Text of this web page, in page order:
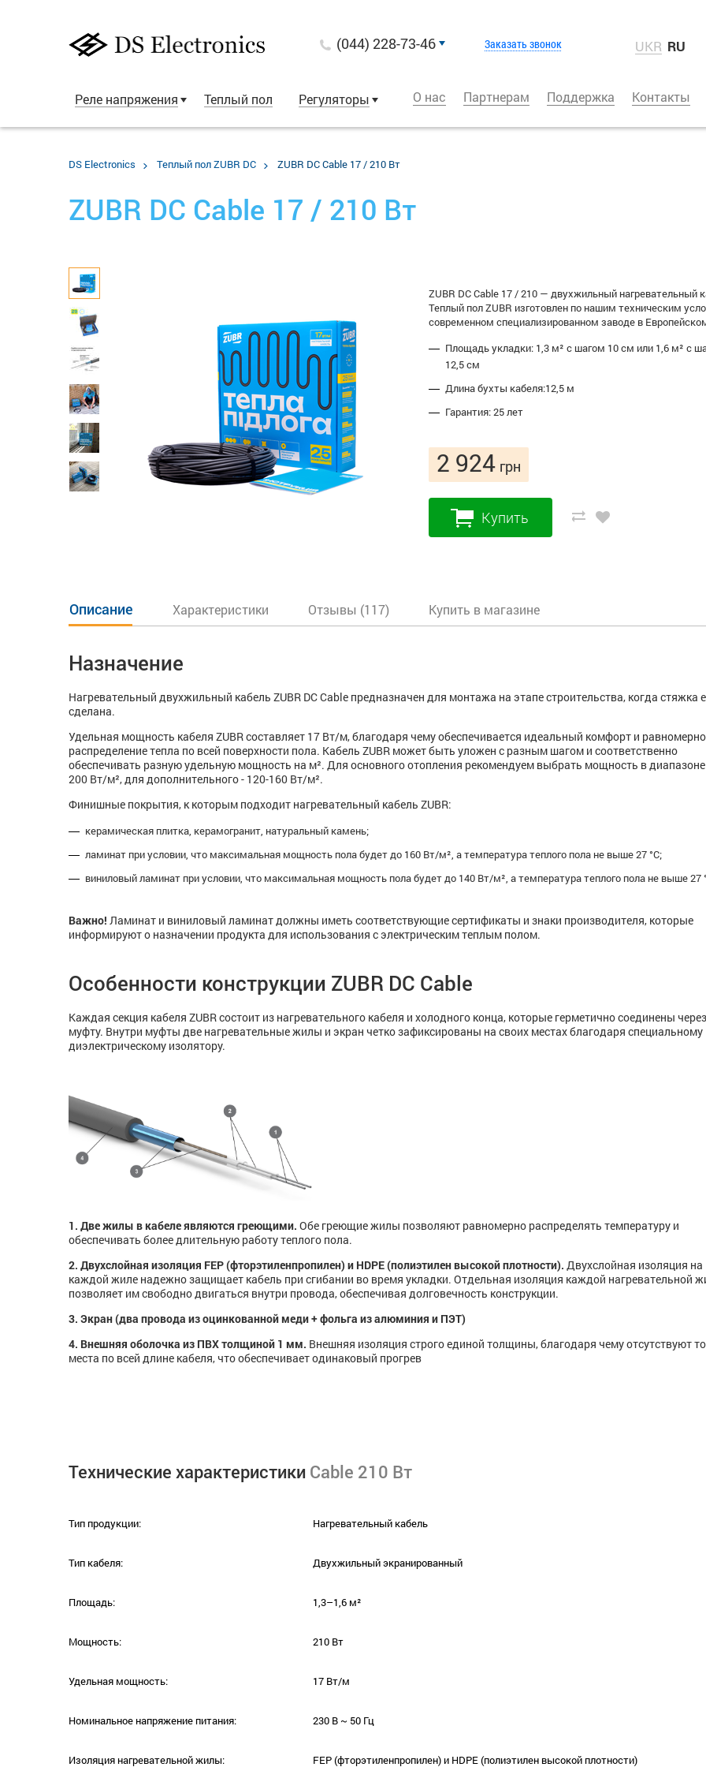
(044) 228-73-46 Заказать звонок UKR RU
Реле напряжения Теплый пол Регуляторы О нас Партнерам Поддержка Контакты
DS Electronics Теплый пол ZUBR DC ZUBR DC Cable 17 / 210 Вт
ZUBR DC Cable 17 / 210 Вт
ZUBR DC Cable 17 / 210 — двухжильный нагревательный
Теплый пол ZUBR изготовлен по нашим техническим
современном специализированном заводе в
Площадь укладки: 1,3 м² с шагом 10 см или 1,6 м² с
12,5 см
Длина бухты кабеля:12,5 м
Гарантия: 25 лет
2 924 грн
Купить
Описание Характеристики Отзывы (117) Купить в магазине
Назначение
Нагревательный двухжильный кабель ZUBR DC Cable предназначен для монтажа на этапе строительства, когда стяжка
сделана.
Удельная мощность кабеля ZUBR составляет 17 Вт/м, благодаря чему обеспечивается идеальный комфорт и
распределение тепла по всей поверхности пола. Кабель ZUBR может быть уложен с разным шагом и соответственно
обеспечивать разную удельную мощность на м². Для основного отопления рекомендуем выбрать мощность в
200 Вт/м², для дополнительного - 120-160 Вт/м².
Финишные покрытия, к которым подходит нагревательный кабель ZUBR:
керамическая плитка, керамогранит, натуральный камень;
ламинат при условии, что максимальная мощность пола будет до 160 Вт/м², а температура теплого пола не выше 27 °C;
виниловый ламинат при условии, что максимальная мощность пола будет до 140 Вт/м², а температура теплого пола не выше 27
Важно! Ламинат и виниловый ламинат должны иметь соответствующие сертификаты и знаки производителя, которые
информируют о назначении продукта для использования с электрическим теплым полом.
Особенности конструкции ZUBR DC Cable
Каждая секция кабеля ZUBR состоит из нагревательного кабеля и холодного конца, которые герметично соединены через
муфту. Внутри муфты две нагревательные жилы и экран четко зафиксированы на своих местах благодаря специальному
диэлектрическому изолятору.
1. Две жилы в кабеле являются греющими. Обе греющие жилы позволяют равномерно распределять температуру и
обеспечивать более длительную работу теплого пола.
2. Двухслойная изоляция FEP (фторэтиленпропилен) и HDPE (полиэтилен высокой плотности). Двухслойная изоляция на
каждой жиле надежно защищает кабель при сгибании во время укладки. Отдельная изоляция каждой нагревательной
позволяет им свободно двигаться внутри провода, обеспечивая долговечность конструкции.
3. Экран (два провода из оцинкованной меди + фольга из алюминия и ПЭТ)
4. Внешняя оболочка из ПВХ толщиной 1 мм. Внешняя изоляция строго единой толщины, благодаря чему отсутствуют
места по всей длине кабеля, что обеспечивает одинаковый прогрев
Технические характеристики Cable 210 Вт
Тип продукции: Нагревательный кабель
Тип кабеля: Двухжильный экранированный
Площадь: 1,3–1,6 м²
Мощность: 210 Вт
Удельная мощность: 17 Вт/м
Номинальное напряжение питания: 230 В ~ 50 Гц
Изоляция нагревательной жилы: FEP (фторэтиленпропилен) и HDPE (полиэтилен высокой плотности)